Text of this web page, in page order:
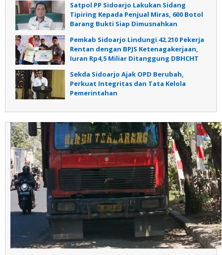
Satpol PP Sidoarjo Lakukan Sidang
Tipiring Kepada Penjual Miras, 600 Botol
Barang Bukti Siap Dimusnahkan
Pemkab Sidoarjo Lindungi 42.210 Pekerja
Rentan dengan BPJS Ketenagakerjaan,
Iuran Rp4,5 Miliar Ditanggung DBHCHT
Sekda Sidoarjo Ajak OPD Berubah,
Perkuat Integritas dan Tata Kelola
Pemerintahan